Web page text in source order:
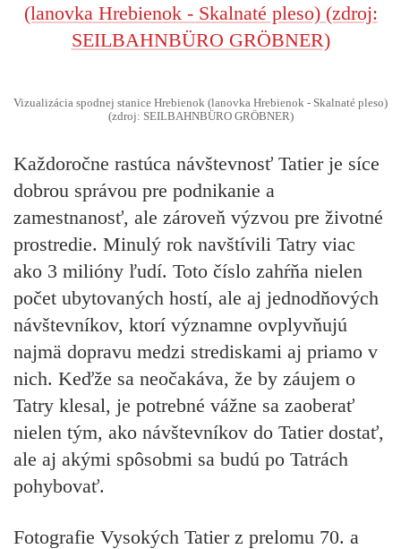
Vizualizácia spodnej stanice Hrebienok (lanovka Hrebienok - Skalnaté pleso)
(zdroj: SEILBAHNBÜRO GRÖBNER)
Každoročne rastúca návštevnosť Tatier je síce
dobrou správou pre podnikanie a
zamestnanosť, ale zároveň výzvou pre životné
prostredie. Minulý rok navštívili Tatry viac
ako 3 milióny ľudí. Toto číslo zahŕňa nielen
počet ubytovaných hostí, ale aj jednodňových
návštevníkov, ktorí významne ovplyvňujú
najmä dopravu medzi strediskami aj priamo v
nich. Keďže sa neočakáva, že by záujem o
Tatry klesal, je potrebné vážne sa zaoberať
nielen tým, ako návštevníkov do Tatier dostať,
ale aj akými spôsobmi sa budú po Tatrách
pohybovať.
Fotografie Vysokých Tatier z prelomu 70. a